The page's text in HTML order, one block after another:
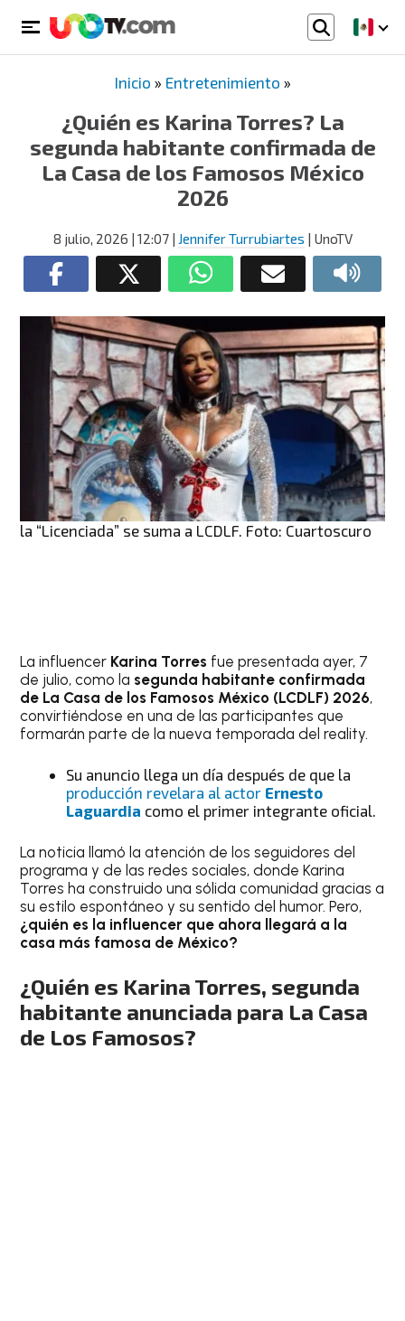
Inicio » Entretenimiento »
¿Quién es Karina Torres? La
segunda habitante confirmada de
La Casa de los Famosos México
2026
8 julio, 2026 | 12:07| Jennifer Turrubiartes | UnoTV
la “Licenciada” se suma a LCDLF. Foto: Cuartoscuro
La influencer Karina Torres fue presentada ayer, 7
de julio, como la segunda habitante confirmada
de La Casa de los Famosos México (LCDLF) 2026,
convirtiéndose en una de las participantes que
formarán parte de la nueva temporada del reality.
Su anuncio llega un día después de que la
producción revelara al actor Ernesto
Laguardia como el primer integrante oficial.
La noticia llamó la atención de los seguidores del
programa y de las redes sociales, donde Karina
Torres ha construido una sólida comunidad gracias a
su estilo espontáneo y su sentido del humor. Pero,
¿quién es la influencer que ahora llegará a la
casa más famosa de México?
¿Quién es Karina Torres, segunda
habitante anunciada para La Casa
de Los Famosos?